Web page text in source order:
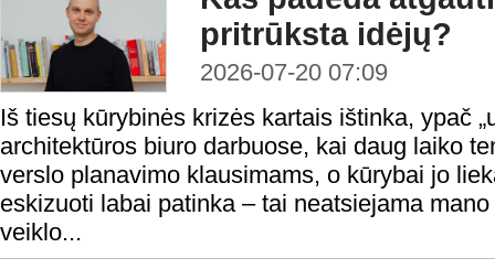
pritrūksta idėjų?
2026-07-20 07:09
Iš tiesų kūrybinės krizės kartais ištinka, ypač
architektūros biuro darbuose, kai daug laiko
verslo planavimo klausimams, o kūrybai jo
eskizuoti labai patinka – tai neatsiejama
veiklo...